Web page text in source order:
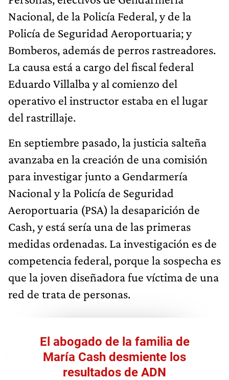
Nacional, de la Policía Federal, y de la
Policía de Seguridad Aeroportuaria; y
Bomberos, además de perros rastreadores.
La causa está a cargo del fiscal federal
Eduardo Villalba y al comienzo del
operativo el instructor estaba en el lugar
del rastrillaje.
En septiembre pasado, la justicia salteña
avanzaba en la creación de una comisión
para investigar junto a Gendarmería
Nacional y la Policía de Seguridad
Aeroportuaria (PSA) la desaparición de
Cash, y está sería una de las primeras
medidas ordenadas. La investigación es de
competencia federal, porque la sospecha es
que la joven diseñadora fue víctima de una
red de trata de personas.
El abogado de la familia de
María Cash desmiente los
resultados de ADN